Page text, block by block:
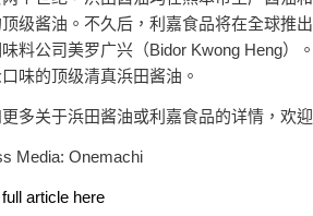
顶级酱油。不久后，利嘉食品将在全球推
料公司美罗广兴（Bidor Kwong Heng）
口味的顶级清真浜田酱油。
多关于浜田酱油或利嘉食品的详情，欢
Media: Onemachi
article here